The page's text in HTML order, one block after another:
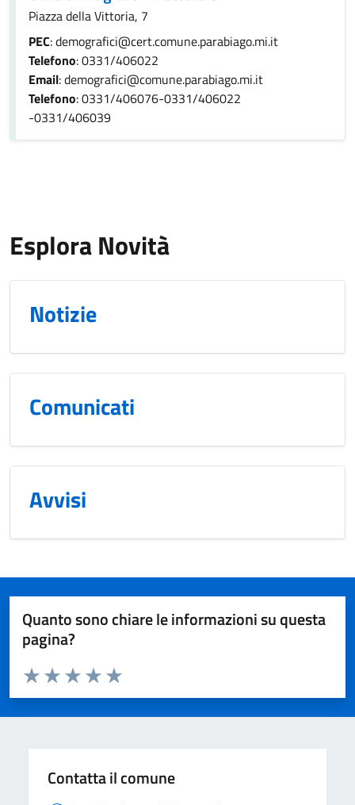
Piazza della Vittoria, 7
PEC: demografici@cert.comune.parabiago.mi.it
Telefono: 0331/406022
Email: demografici@comune.parabiago.mi.it
Telefono: 0331/406076-0331/406022
-0331/406039
Esplora Novità
Notizie
Comunicati
Avvisi
Quanto sono chiare le informazioni su questa
pagina?
Valuta da 1 a 5 stelle la pagina
Valuta 5 stelle su 5
Valuta 4 stelle su 5
Valuta 3 stelle su 5
Valuta 2 stelle su 5
Valuta 1 stelle su 5
Contatta il comune